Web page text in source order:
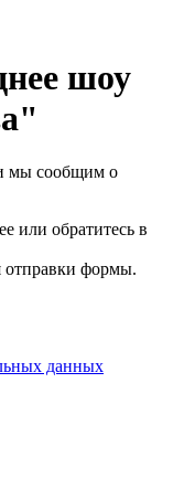
шоу
мы сообщим о
или обратитесь в
отправки формы.
данных